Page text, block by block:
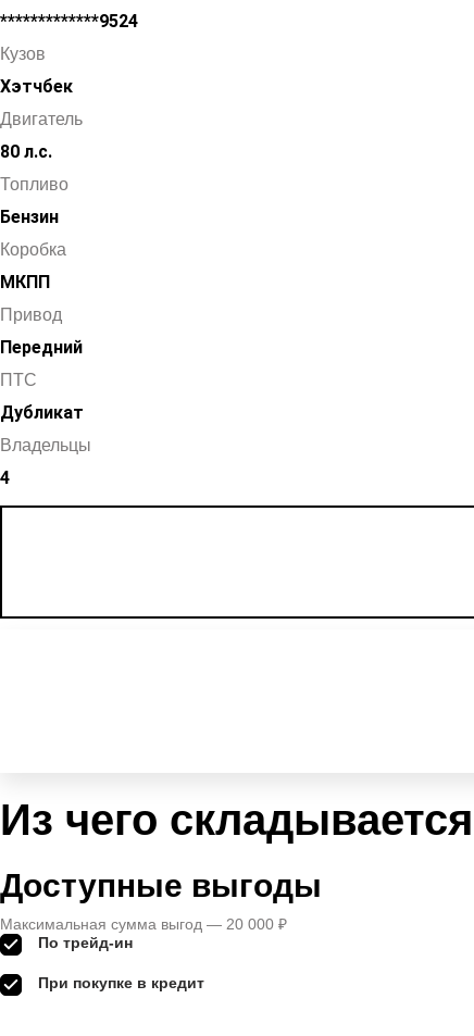
*************9524
Кузов
Хэтчбек
Двигатель
80 л.с.
Топливо
Бензин
Коробка
МКПП
Привод
Передний
ПТС
Дубликат
Владельцы
4
Из чего
Доступные выгоды
Максимальная сумма выгод — 20 000 ₽
По трейд-ин
При покупке в кредит